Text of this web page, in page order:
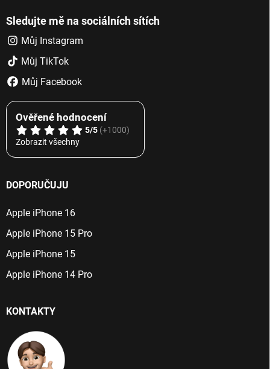
Sledujte mě na sociálních sítích
Můj Instagram
Můj TikTok
Můj Facebook
Ověřené hodnocení
5/5 (+1000)
Zobrazit všechny
DOPORUČUJU
Apple iPhone 16
Apple iPhone 15 Pro
Apple iPhone 15
Apple iPhone 14 Pro
KONTAKTY